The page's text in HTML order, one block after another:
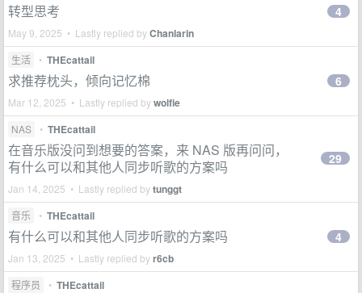
转型思考
May 9, 2025 • Lastly replied byChanlarin
4
生活 • THEcattail
求推荐枕头，倾向记忆棉
Mar 12, 2025 • Lastly replied bywolfie
6
NAS • THEcattail
在音乐版没问到想要的答案，来 NAS 版再问问，
有什么可以和其他人同步听歌的方案吗
Jan 14, 2025 • Lastly replied bytunggt
29
音乐 • THEcattail
有什么可以和其他人同步听歌的方案吗
Jan 13, 2025 • Lastly replied byr6cb
4
程序员 • THEcattail